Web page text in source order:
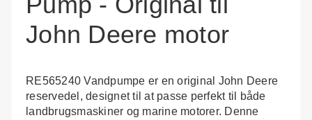
John Deere motor
RE565240 Vandpumpe er en original John Deere
reservedel, designet til at passe perfekt til både
landbrugsmaskiner og marine motorer. Denne